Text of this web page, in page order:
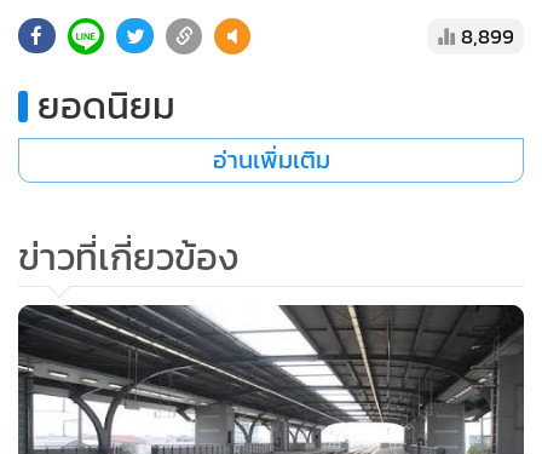
8,899
ยอดนิยม
อ่านเพิ่มเติม
ข่าวที่เกี่ยวข้อง